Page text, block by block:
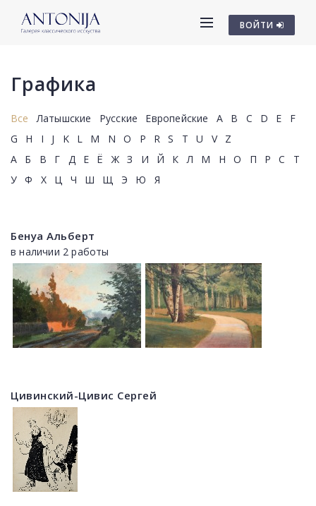
ВОЙТИ
Графика
Все Латышские Русские Европейские A B C D E
F
G
H I J K L M N O P R S T U V
Z
А
Б В Г Д Е Ё Ж З И Й К Л М Н О П Р С
Т
У
Ф Х Ц Ч Ш Щ Э Ю Я
Бенуа Альберт
в наличии 2 работы
Цивинский-Цивис Сергей